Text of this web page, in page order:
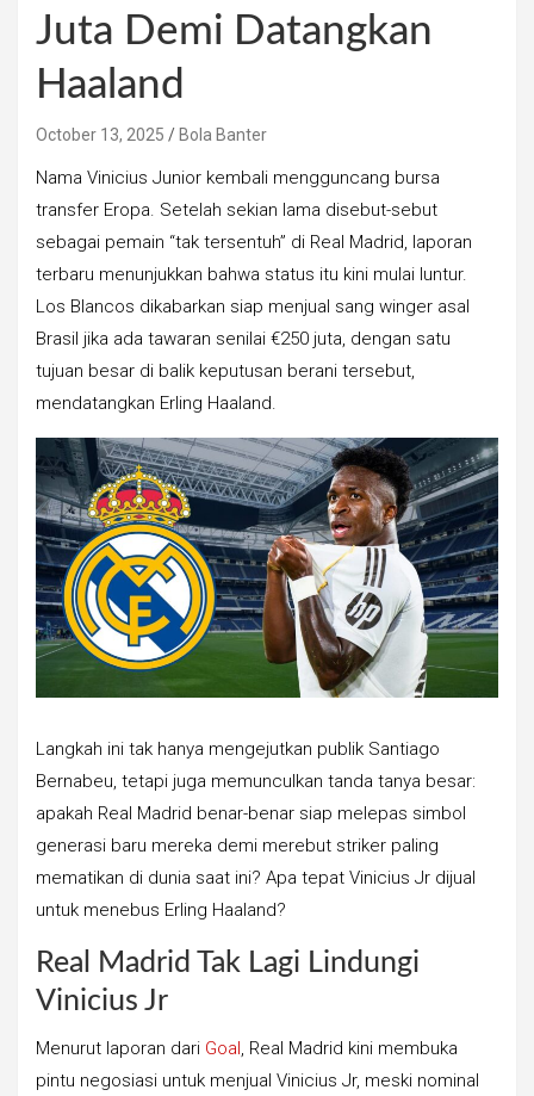
Juta Demi Datangkan
Haaland
October 13, 2025 Bola Banter
Nama Vinicius Junior kembali mengguncang bursa
transfer Eropa. Setelah sekian lama disebut-sebut
sebagai pemain “tak tersentuh” di Real Madrid, laporan
terbaru menunjukkan bahwa status itu kini mulai luntur.
Los Blancos dikabarkan siap menjual sang winger asal
Brasil jika ada tawaran senilai €250 juta, dengan satu
tujuan besar di balik keputusan berani tersebut,
mendatangkan Erling Haaland.
Langkah ini tak hanya mengejutkan publik Santiago
Bernabeu, tetapi juga memunculkan tanda tanya besar:
apakah Real Madrid benar-benar siap melepas simbol
generasi baru mereka demi merebut striker paling
mematikan di dunia saat ini? Apa tepat Vinicius Jr dijual
untuk menebus Erling Haaland?
Real Madrid Tak Lagi Lindungi
Vinicius Jr
Menurut laporan dari Goal, Real Madrid kini membuka
pintu negosiasi untuk menjual Vinicius Jr, meski nominal